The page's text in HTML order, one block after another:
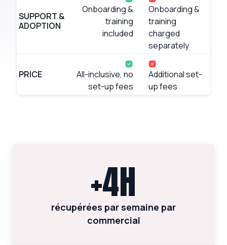
SUPPORT &
ADOPTION
Onboarding &
training
included
Onboarding &
training
charged
separately
PRICE
All-inclusive, no
set-up fees
Additional set-
up fees
+4H
récupérées par semaine par
commercial